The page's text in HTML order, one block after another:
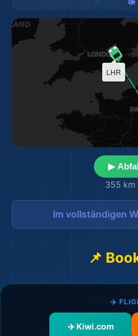
LHR
▶
355 km
Im vollständigen
📌
✈️
✈️ Kiwi.com